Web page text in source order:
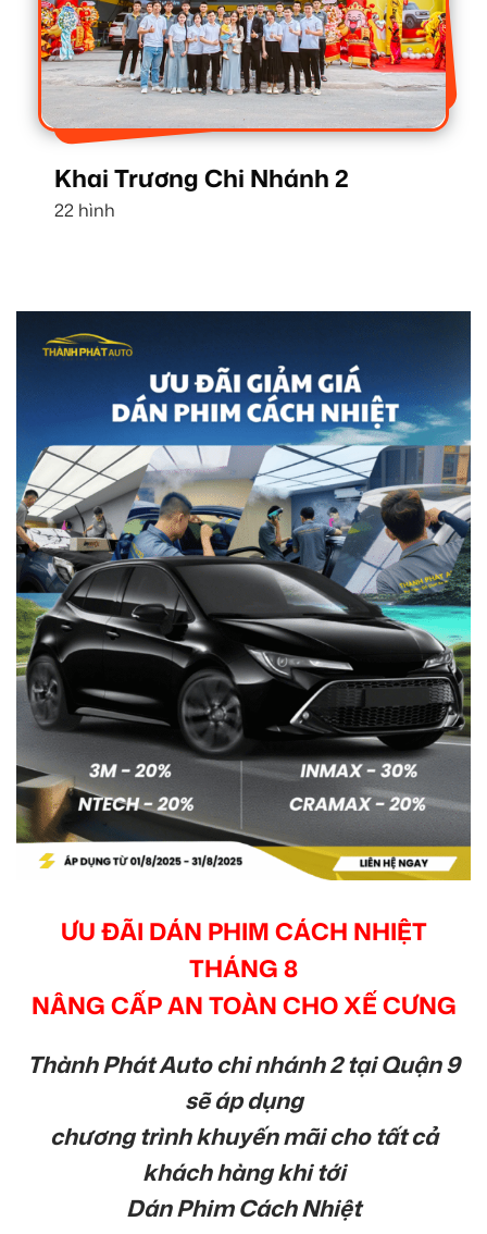
Khai Trương Chi Nhánh 2
22 hình
ƯU ĐÃI DÁN PHIM CÁCH NHIỆT
THÁNG 8
NÂNG CẤP AN TOÀN CHO XẾ CƯNG
Thành Phát Auto chi nhánh 2 tại Quận 9
sẽ áp dụng
chương trình khuyến mãi cho tất cả
khách hàng khi tới
Dán Phim Cách Nhiệt